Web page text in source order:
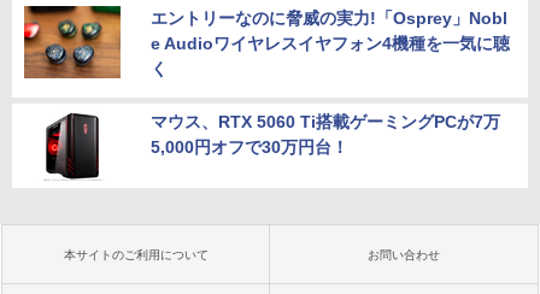
エントリーなのに脅威の実力!「Osprey」Nobl
e Audioワイヤレスイヤフォン4機種を一気に聴
く
マウス、RTX 5060 Ti搭載ゲーミングPCが7万
5,000円オフで30万円台！
本サイトのご利用について お問い合わせ